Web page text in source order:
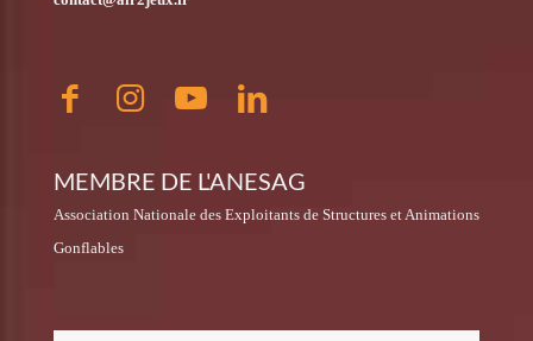
MEMBRE DE L'ANESAG
Association Nationale des Exploitants de Structures et Animations
Gonflables